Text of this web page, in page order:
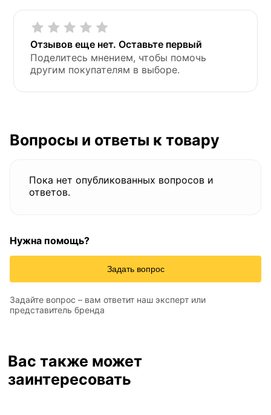
Отзывов еще нет. Оставьте первый
Поделитесь мнением, чтобы помочь
другим покупателям в выборе.
Вопросы и ответы к товару
Пока нет опубликованных вопросов и
ответов.
Нужна помощь?
Задать вопрос
Задайте вопрос – вам ответит наш эксперт или
представитель бренда
Вас также может
заинтересовать